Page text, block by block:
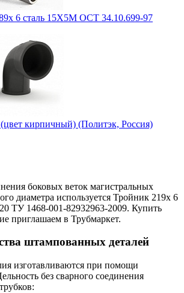
6 сталь 15Х5М ОСТ 34.10.699-97
кирпичный) (Политэк, Россия)
боковых веток магистральных
диаметра используется Тройник 219х 6
ТУ 1468-001-82932963-2009. Купить
приглашаем в Трубмаркет.
штампованных деталей
изготавливаются при помощи
без сварного соединения